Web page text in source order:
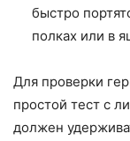
быстро
полках или в
Для проверки
простой тест с
должен